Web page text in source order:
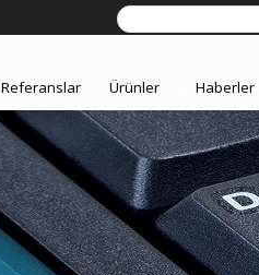
Referanslar Ürünler Haberler